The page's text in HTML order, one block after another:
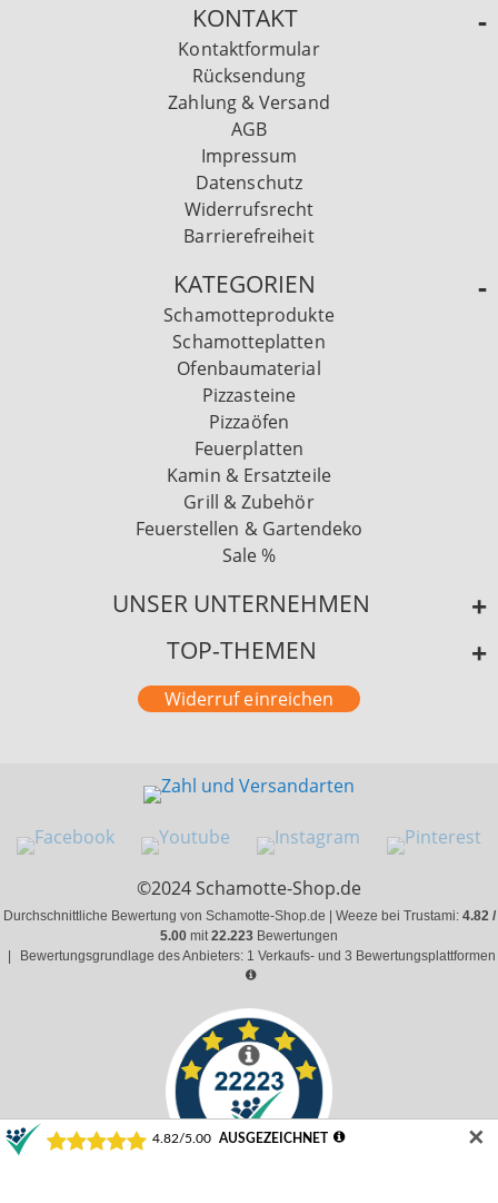
KONTAKT
Kontaktformular
Rücksendung
Zahlung & Versand
AGB
Impressum
Datenschutz
Widerrufsrecht
Barrierefreiheit
KATEGORIEN
Schamotteprodukte
Schamotteplatten
Ofenbaumaterial
Pizzasteine
Pizzaöfen
Feuerplatten
Kamin & Ersatzteile
Grill & Zubehör
Feuerstellen & Gartendeko
Sale %
UNSER UNTERNEHMEN
TOP-THEMEN
Widerruf einreichen
©2024 Schamotte-Shop.de
Durchschnittliche Bewertung von Schamotte-Shop.de | Weeze bei Trustami: 4.82 /
5.00 mit22.223 Bewertungen
Bewertungsgrundlage des Anbieters: 1 Verkaufs- und 3 Bewertungsplattformen
✕